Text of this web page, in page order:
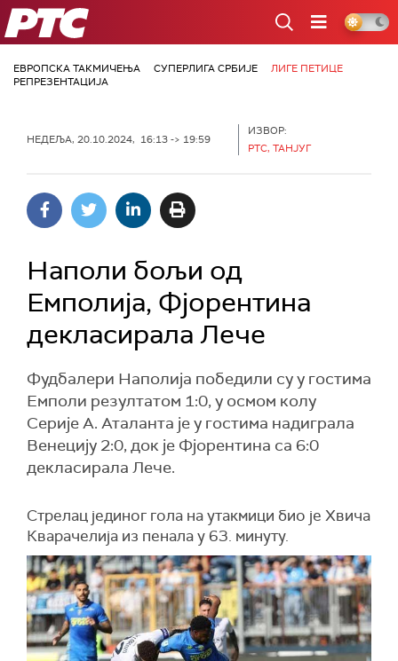
РТС
ЕВРОПСКА ТАКМИЧЕЊА СУПЕРЛИГА СРБИЈЕ
ЛИГЕ ПЕТИЦЕ
РЕПРЕЗЕНТАЦИЈА
НЕДЕЉА, 20.10.2024, 16:13 -> 19:59
ИЗВОР:
РТС, ТАНЈУГ
Наполи бољи од
Емполија, Фјорентина
декласирала Лече
Фудбалери Наполија победили су у гостима
Емполи резултатом 1:0, у осмом колу
Серије А. Аталанта је у гостима надиграла
Венецију 2:0, док је Фјорентина са 6:0
декласирала Лече.
Стрелац јединог гола на утакмици био је Хвича
Кварачелија из пенала у 63. минуту.